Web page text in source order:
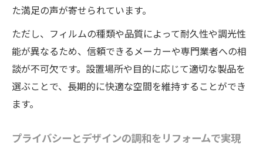
た満足の声が寄せられています。
ただし、フィルムの種類や品質によって耐久性や調光性
能が異なるため、信頼できるメーカーや専門業者への相
談が不可欠です。設置場所や目的に応じて適切な製品を
選ぶことで、長期的に快適な空間を維持することができ
ます。
プライバシーとデザインの調和をリフォームで実現